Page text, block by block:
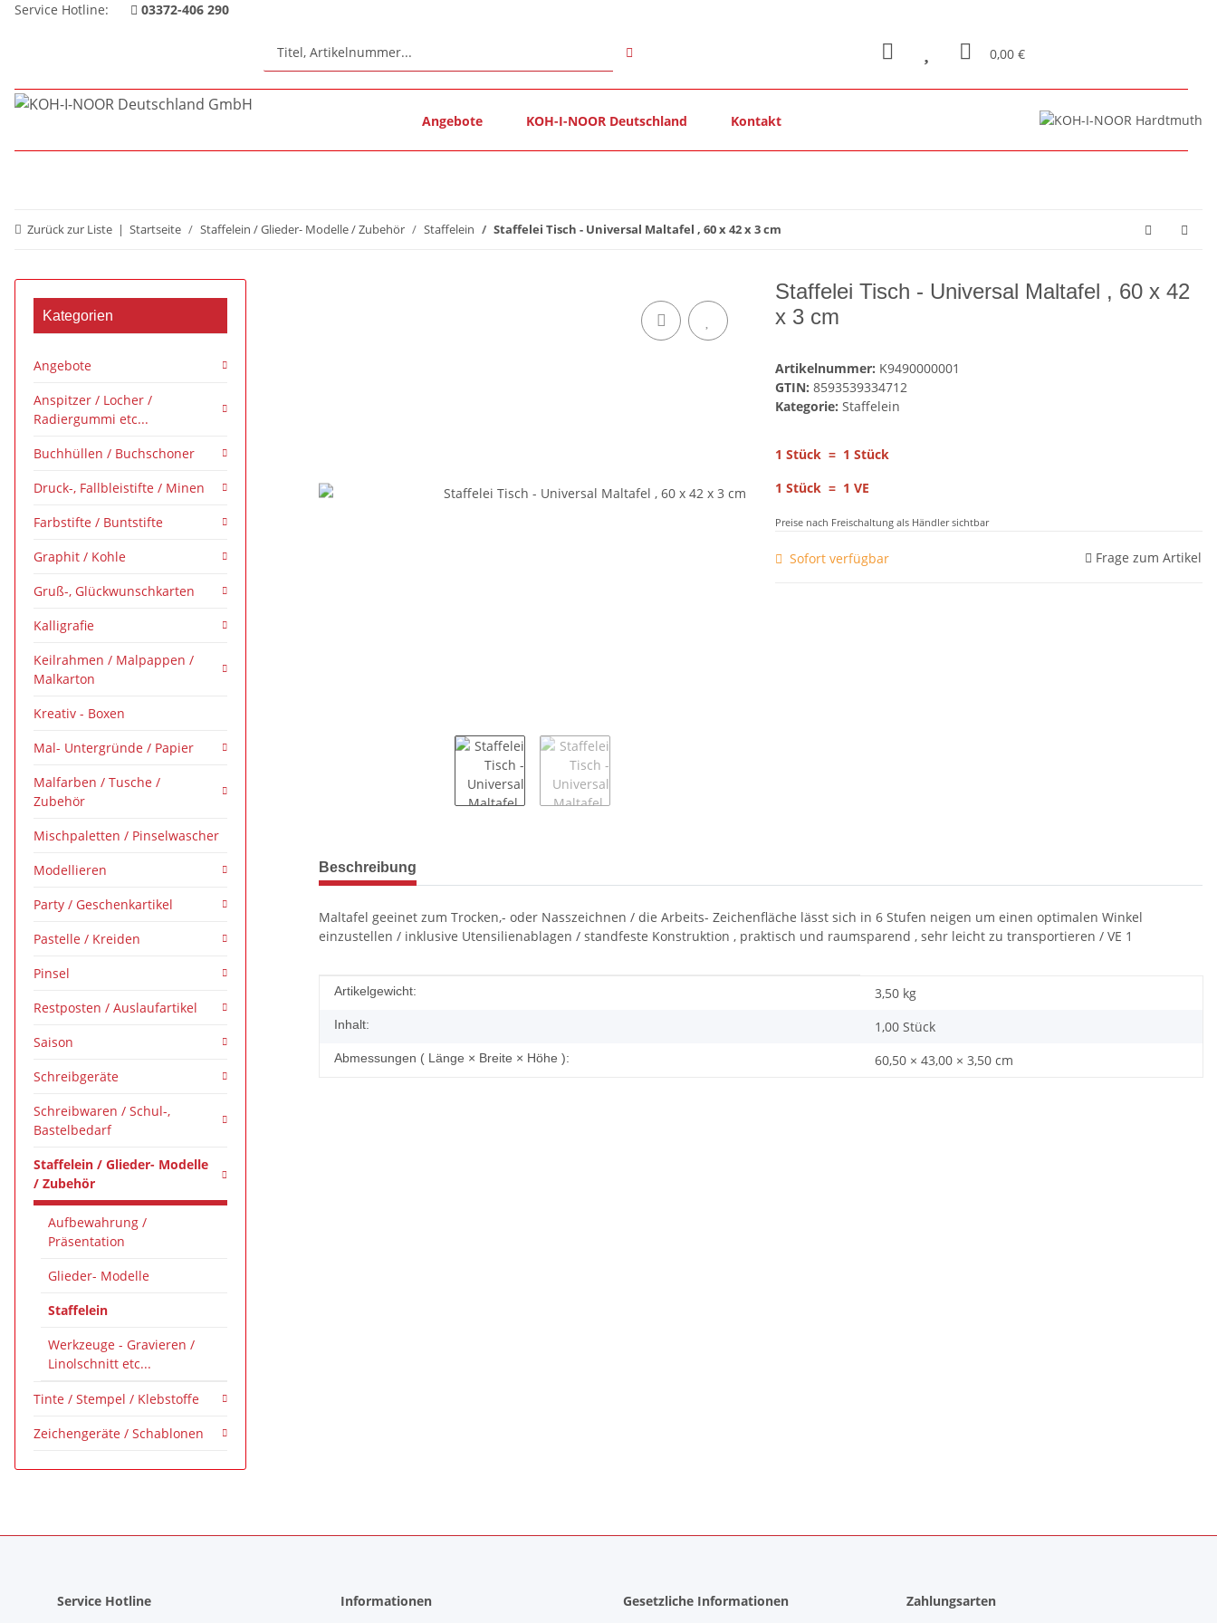
Service Hotline: 03372-406 290
0,00 €
Angebote KOH-I-NOOR Deutschland Kontakt
Zurück zur Liste Startseite Staffelein / Glieder- Modelle / Zubehör Staffelein Staffelei Tisch - Universal Maltafel , 60 x 42 x 3 cm
Staffelei Tisch - Universal Maltafel , 60 x 42
x 3 cm
Artikelnummer: K9490000001
GTIN: 8593539334712
Kategorie: Staffelein
1 Stück = 1 Stück
1 Stück = 1 VE
Preise nach Freischaltung als Händler sichtbar
Sofort verfügbar Frage zum Artikel
weitere Registerkarten anzeigen
Beschreibung
Maltafel geeinet zum Trocken,- oder Nasszeichnen / die Arbeits- Zeichenfläche lässt sich in 6 Stufen neigen um einen optimalen Winkel
einzustellen / inklusive Utensilienablagen / standfeste Konstruktion , praktisch und raumsparend , sehr leicht zu transportieren / VE 1
Produkteigenschaft
Wert
Artikelgewicht: 3,50 kg
Inhalt: 1,00 Stück
Abmessungen ( Länge × Breite × Höhe ): 60,50 × 43,00 × 3,50 cm
Kategorien
Angebote
Anspitzer / Locher /
Radiergummi etc...
Buchhüllen / Buchschoner
Druck-, Fallbleistifte / Minen
Farbstifte / Buntstifte
Graphit / Kohle
Gruß-, Glückwunschkarten
Kalligrafie
Keilrahmen / Malpappen /
Malkarton
Kreativ - Boxen
Mal- Untergründe / Papier
Malfarben / Tusche /
Zubehör
Mischpaletten / Pinselwascher
Modellieren
Party / Geschenkartikel
Pastelle / Kreiden
Pinsel
Restposten / Auslaufartikel
Saison
Schreibgeräte
Schreibwaren / Schul-,
Bastelbedarf
Staffelein / Glieder- Modelle
/ Zubehör
Aufbewahrung /
Präsentation
Glieder- Modelle
Staffelein
Werkzeuge - Gravieren /
Linolschnitt etc...
Tinte / Stempel / Klebstoffe
Zeichengeräte / Schablonen
Service Hotline Informationen Gesetzliche Informationen Zahlungsarten